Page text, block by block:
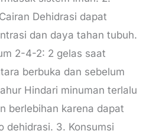
Dehidrasi dapat
dan daya tahan tubuh.
2-4-2: 2 gelas saat
berbuka dan sebelum
Hindari minuman terlalu
berlebihan karena dapat
dehidrasi. 3. Konsumsi